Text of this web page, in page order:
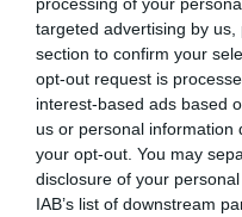
targeted advertising by
section to confirm your
opt-out request is
interest-based ads based
us or personal information
your opt-out. You may
disclosure of your
IAB’s list of downstream
Ειδήσεις